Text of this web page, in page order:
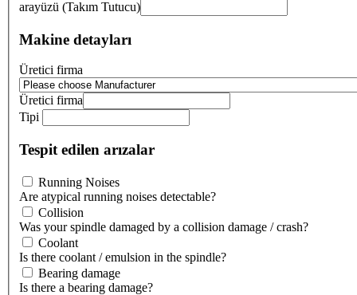
arayüzü (Takım Tutucu)
Makine detayları
Üretici firma
Üretici firma
Tipi
Tespit edilen arızalar
Running Noises
Are atypical running noises detectable?
Collision
Was your spindle damaged by a collision damage / crash?
Coolant
Is there coolant / emulsion in the spindle?
Bearing damage
Is there a bearing damage?